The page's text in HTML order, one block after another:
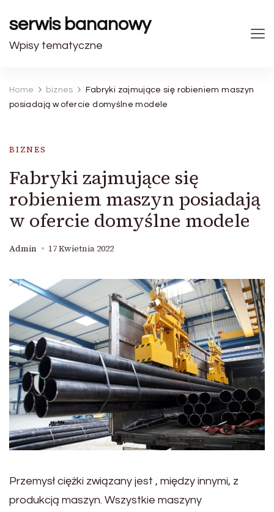
serwis bananowy
Wpisy tematyczne
Home biznes
Fabryki zajmujące się robieniem maszyn
posiadają w ofercie domyślne modele
BIZNES
Fabryki zajmujące się
robieniem maszyn posiadają
w ofercie domyślne modele
Admin 17 Kwietnia 2022
Przemysł ciężki związany jest , między innymi, z
produkcją maszyn. Wszystkie maszyny